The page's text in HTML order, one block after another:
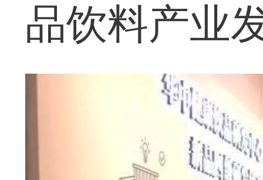
品饮料产业